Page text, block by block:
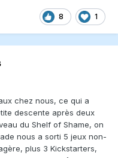
8 1
chez nous, ce qui a
descente après deux
du Shelf of Shame, on
nous a sorti 5 jeux non-
plus 3 Kickstarters,